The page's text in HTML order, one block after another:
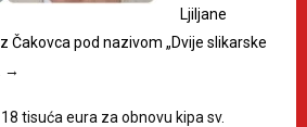
Ljiljane
Čakovca pod nazivom „Dvije slikarske
→
tisuća eura za obnovu kipa sv.